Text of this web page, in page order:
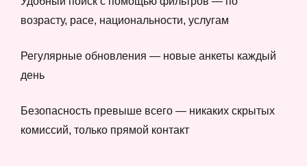
возрасту, расе, национальности, услугам
Регулярные обновления — новые анкеты каждый
день
Безопасность превыше всего — никаких скрытых
комиссий, только прямой контакт